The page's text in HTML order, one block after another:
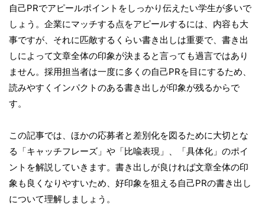
自己PRでアピールポイントをしっかり伝えたい学生が多いで
しょう。企業にマッチする点をアピールするには、内容も大
事ですが、それに匹敵するくらい書き出しは重要で、書き出
しによって文章全体の印象が決まると言っても過言ではあり
ません。採用担当者は一度に多くの自己PRを目にするため、
読みやすくインパクトのある書き出しが印象が残るからで
す。
この記事では、ほかの応募者と差別化を図るために大切とな
る「キャッチフレーズ」や「比喩表現」、「具体化」のポイ
ントを解説していきます。書き出しが良ければ文章全体の印
象も良くなりやすいため、好印象を狙える自己PRの書き出し
について理解しましょう。